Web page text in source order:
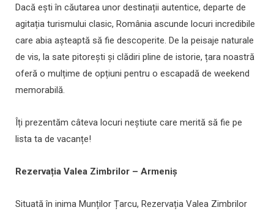
Dacă ești în căutarea unor destinații autentice, departe de
agitația turismului clasic, România ascunde locuri incredibile
care abia așteaptă să fie descoperite. De la peisaje naturale
de vis, la sate pitorești și clădiri pline de istorie, țara noastră
oferă o mulțime de opțiuni pentru o escapadă de weekend
memorabilă.
Îți prezentăm câteva locuri neștiute care merită să fie pe
lista ta de vacanțe!
Rezervația Valea Zimbrilor – Armeniș
Situată în inima Munților Țarcu, Rezervația Valea Zimbrilor